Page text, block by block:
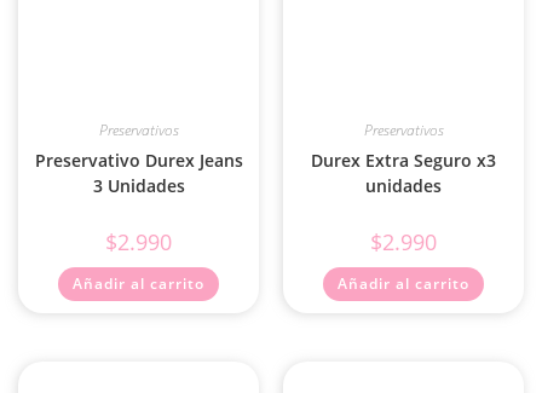
Preservativos
Preservativo Durex Jeans
3 Unidades
$2.990
Añadir al carrito
Preservativos
Durex Extra Seguro x3
unidades
$2.990
Añadir al carrito